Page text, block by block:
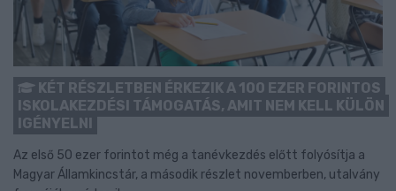
KÉT RÉSZLETBEN ÉRKEZIK A 100 EZER FORINTOS
ISKOLAKEZDÉSI TÁMOGATÁS, AMIT NEM KELL KÜLÖN
IGÉNYELNI
Az első 50 ezer forintot még a tanévkezdés előtt folyósítja a
Magyar Államkincstár, a második részlet novemberben, utalvány